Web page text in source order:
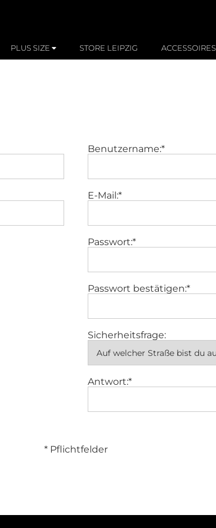
PLUS SIZE STORE LEIPZIG ACCESSOIRES
Benutzername:*
E-Mail:*
Passwort:*
Passwort bestätigen:*
Sicherheitsfrage:
Antwort:*
* Pflichtfelder